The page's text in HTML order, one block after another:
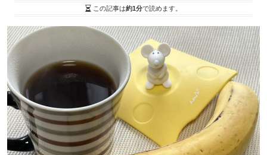
この記事は約1分で読めます。